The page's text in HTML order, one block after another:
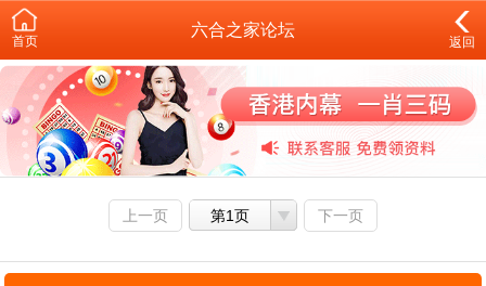
首页
六合之家论坛
返回
上一页 第1页 下一页